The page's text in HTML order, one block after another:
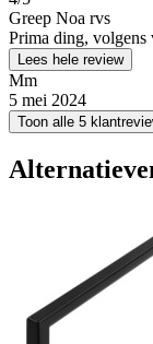
Greep Noa rvs
Prima ding, volgens
Lees hele review
Mm
5 mei 2024
Toon alle 5